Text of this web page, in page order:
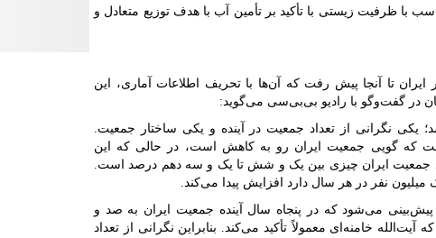
با ظرفیت زیستی با تأکید بر تأمین آب با هدف توزیع متعادل و
تا آنجا پیش رفت که آن‌ها با تحریف اطلاعات آماری، این
در گفت‌وگو با رادیو بی‌بی‌سی می‌گوید:
یکی نگرانی از تعداد جمعیت در آینده و یکی ساختار جمعیت.
که گویی جمعیت ایران رو به کاهش است، در حالی که این
جمعیت ایران چیزی بین یک و شش تا یک و سه دهم درصد است.
نفر در هر سال دارد افزایش پیدا می‌کند.
پیش‌بینی می‌شود که در پنجاه سال آینده جمعیت ایران به صد و
خامنه‌ای معمولاً تأکید می‌کند. بنابراین نگرانی از تعداد